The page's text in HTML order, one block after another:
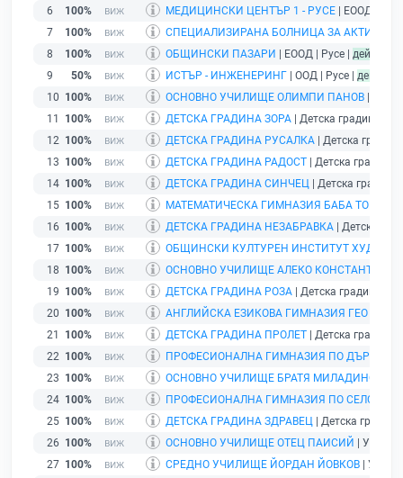
6
100% МЕДИЦИНСКИ ЦЕНТЪР 1 - РУСЕ | ЕООД |
7
100%
СПЕЦИАЛИЗИРАНА БОЛНИЦА ЗА АКТИВНО
8
100% ОБЩИНСКИ ПАЗАРИ | ЕООД | Русе | действащ
9
50% ИСТЪР - ИНЖЕНЕРИНГ | ООД | Русе |
10 100% ОСНОВНО УЧИЛИЩЕ ОЛИМПИ ПАНОВ
11
100% ДЕТСКА ГРАДИНА ЗОРА | Детска градина |
12 100% ДЕТСКА ГРАДИНА РУСАЛКА | Детска
13 100% ДЕТСКА ГРАДИНА РАДОСТ | Детска градина
14 100% ДЕТСКА ГРАДИНА СИНЧЕЦ | Детска градина
15 100% МАТЕМАТИЧЕСКА ГИМНАЗИЯ БАБА ТОНКА
16 100% ДЕТСКА ГРАДИНА НЕЗАБРАВКА | Детска
17 100%
ОБЩИНСКИ КУЛТУРЕН ИНСТИТУТ
18 100% ОСНОВНО УЧИЛИЩЕ АЛЕКО КОНСТАНТИНОВ
19 100% ДЕТСКА ГРАДИНА РОЗА | Детска градина |
20 100%
АНГЛИЙСКА ЕЗИКОВА ГИМНАЗИЯ ГЕО
21
100% ДЕТСКА ГРАДИНА ПРОЛЕТ | Детска градина
22 100%
ПРОФЕСИОНАЛНА ГИМНАЗИЯ ПО
23 100% ОСНОВНО УЧИЛИЩЕ БРАТЯ МИЛАДИНОВИ
24 100%
ПРОФЕСИОНАЛНА ГИМНАЗИЯ ПО СЕЛСКО
25 100% ДЕТСКА ГРАДИНА ЗДРАВЕЦ | Детска
26 100% ОСНОВНО УЧИЛИЩЕ ОТЕЦ ПАИСИЙ
|
27 100% СРЕДНО УЧИЛИЩЕ ЙОРДАН ЙОВКОВ |